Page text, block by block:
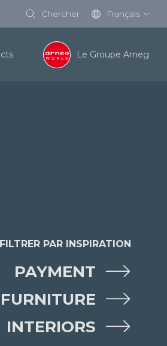
Chercher Français
Le Groupe Arneg
FILTRER PAR INSPIRATION
PAYMENT
FURNITURE
INTERIORS